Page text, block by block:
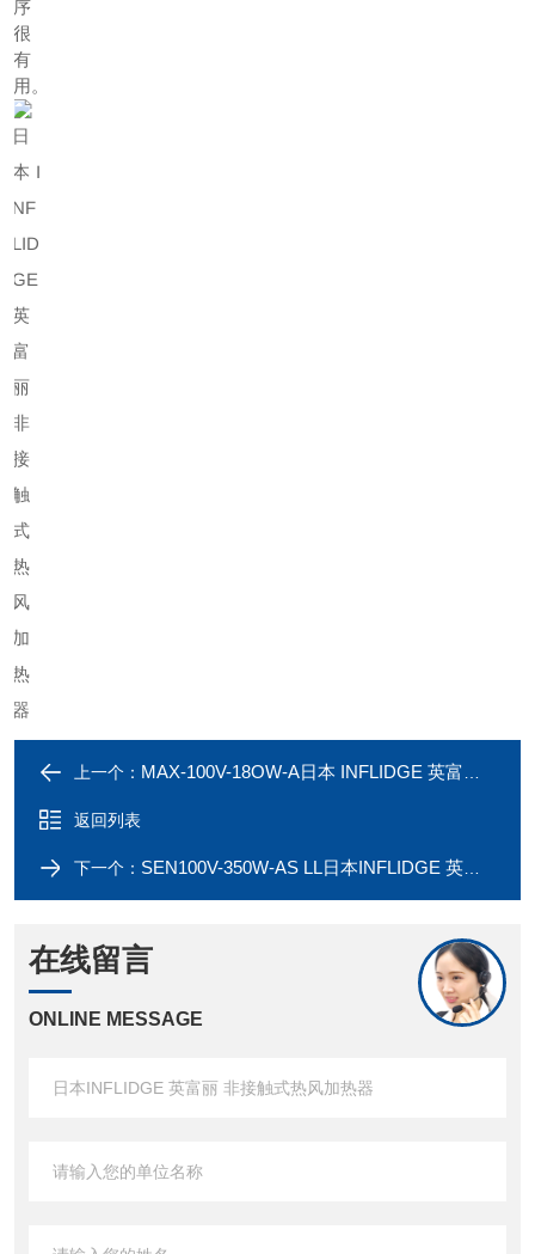
序
很
有
用。
上一个： MAX-100V-18OW-A日本 INFLIDGE 英富丽 非接触式热风加热器
返回列表
下一个： SEN100V-350W-AS LL日本INFLIDGE 英富丽 非接触式热风加热器
在线留言
ONLINE MESSAGE